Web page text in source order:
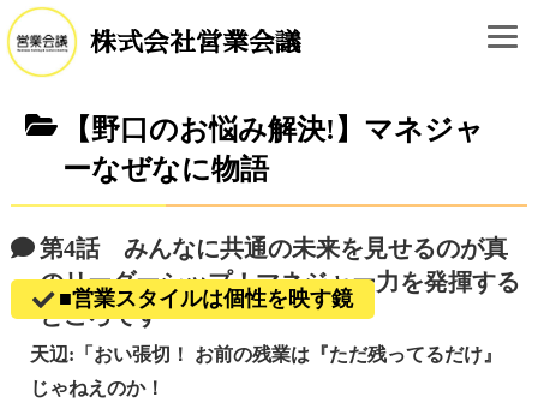
株式会社営業会議
【野口のお悩み解決!】マネジャ
ーなぜなに物語
第4話 みんなに共通の未来を見せるのが真
のリーダーシップ！マネジャー力を発揮する
ところです
■営業スタイルは個性を映す鏡
天辺:「おい張切！ お前の残業は『ただ残ってるだけ』
じゃねえのか！